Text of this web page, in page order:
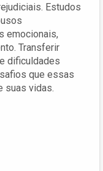
Estudos
emocionais,
Transferir
dificuldades
que essas
suas vidas.